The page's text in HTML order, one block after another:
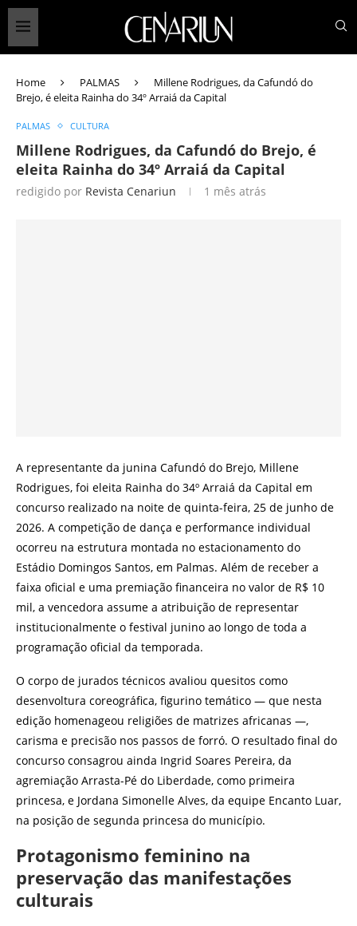
Home PALMAS
Millene Rodrigues, da Cafundó do
Brejo, é eleita Rainha do 34º Arraiá da Capital
PALMAS CULTURA
Millene Rodrigues, da Cafundó do Brejo, é
eleita Rainha do 34º Arraiá da Capital
redigido por Revista Cenariun 1 mês atrás
A representante da junina Cafundó do Brejo, Millene
Rodrigues, foi eleita Rainha do 34º Arraiá da Capital em
concurso realizado na noite de quinta-feira, 25 de junho de
2026. A competição de dança e performance individual
ocorreu na estrutura montada no estacionamento do
Estádio Domingos Santos, em Palmas. Além de receber a
faixa oficial e uma premiação financeira no valor de R$ 10
mil, a vencedora assume a atribuição de representar
institucionalmente o festival junino ao longo de toda a
programação oficial da temporada.
O corpo de jurados técnicos avaliou quesitos como
desenvoltura coreográfica, figurino temático — que nesta
edição homenageou religiões de matrizes africanas —,
carisma e precisão nos passos de forró. O resultado final do
concurso consagrou ainda Ingrid Soares Pereira, da
agremiação Arrasta-Pé do Liberdade, como primeira
princesa, e Jordana Simonelle Alves, da equipe Encanto Luar,
na posição de segunda princesa do município.
Protagonismo feminino na
preservação das manifestações
culturais